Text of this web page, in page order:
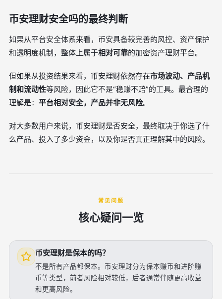
币安理财安全吗的最终判断
如果从平台安全体系来看，币安具备较完善的风控、资产保护
和透明度机制，整体上属于相对可靠的加密资产理财平台。
但如果从投资结果来看，币安理财依然存在市场波动、产品机
制和流动性等风险，因此它不是“稳赚不赔”的工具。最合理的
理解是： 平台相对安全，产品并非无风险。
对大多数用户来说，币安理财是否安全，最终取决于你选了什
么产品、投入了多少资金，以及你是否真正理解其中的风险。
常见问题
核心疑问一览
币安理财是保本的吗？
不是所有产品都保本。币安理财分为保本赚币和进阶赚
币等类型，前者风险相对较低，后者通常伴随更高收益
和更高风险。